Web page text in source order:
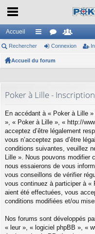
Accueil
ac
co
or
u
e
Rechercher Connexion
Accueil du forum
Poker à Lille - Inscription
En accédant à « Poker à Lille
», « Poker à Lille », « http://
acceptez d’être légalement
vous n’acceptez pas d’être
conditions suivantes, veuillez
Lille ». Nous pouvons modifier
nous essaierons de vous
vous conseillons de vérifier
vous continuez à participer à «
aient été effectuées, vous
conditions modifiées et/ou
Nos forums sont développés
« leur », « logiciel phpBB », «